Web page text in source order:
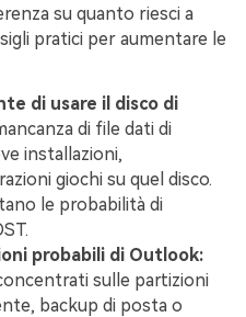
su quanto riesci a
pratici per aumentare le
di usare il disco di
di file dati di
installazioni,
giochi su quel disco.
le probabilità di
probabili di Outlook:
sulle partizioni
backup di posta o